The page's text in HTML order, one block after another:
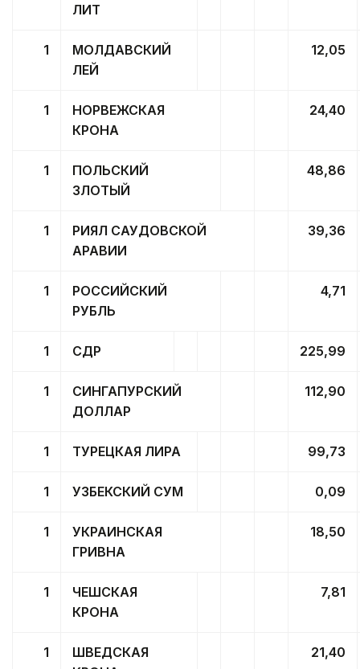
ЛИТ
1
МОЛДАВСКИЙ
ЛЕЙ
12,05
1
НОРВЕЖСКАЯ
КРОНА
24,40
1
ПОЛЬСКИЙ
ЗЛОТЫЙ
48,86
1
РИЯЛ САУДОВСКОЙ
АРАВИИ
39,36
1
РОССИЙСКИЙ
РУБЛЬ
4,71
1 СДР 225,99
1
СИНГАПУРСКИЙ
ДОЛЛАР
112,90
1 ТУРЕЦКАЯ ЛИРА 99,73
1 УЗБЕКСКИЙ СУМ 0,09
1
УКРАИНСКАЯ
ГРИВНА
18,50
1
ЧЕШСКАЯ
КРОНА
7,81
1
ШВЕДСКАЯ
21,40